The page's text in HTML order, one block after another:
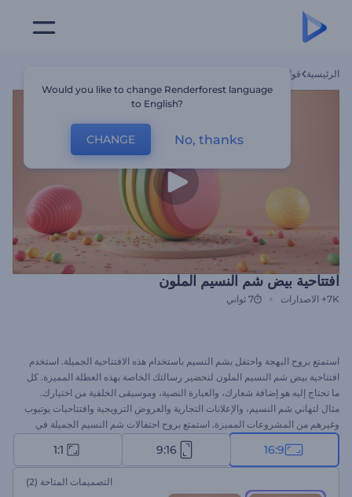
الرئيسية قوالب
افتتاحية بيض شم النسيم الملون
7K+ الاصدارات 7 ثواني
استمتع بروح البهجة واحتفل بشم النسيم باستخدام هذه الافتتاحية الجميلة. استخدم
افتتاحية بيض شم النسيم الملون لتحضير رسالتك الخاصة بهذه العطلة المميزة. كل
ما تحتاج إليه هو إضافة شعارك، والعبارة النصية، وموسيقى الخلفية من اختيارك.
مثال لتهاني شم النسيم، والإعلانات التجارية والعروض الترويجية وافتتاحيات يوتيوب
وغيرهم من المشروعات المميزة. استمتع بروح احتفالات شم النسيم الجميلة في
مشروعاتك بنقرات بسيطة. جرب هذا النموذج الآن!
16:9
9:16
1:1
التصميمات المتاحة (2)
Would you like to change Renderforest language
to English?
CHANGE No, thanks